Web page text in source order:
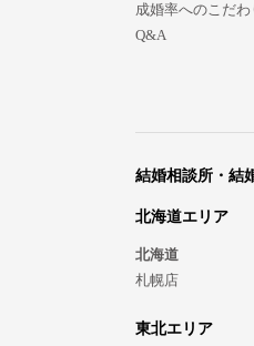
成婚率へのこだわ
Q&A
結婚相談所・結
北海道エリア
北海道
札幌店
東北エリア